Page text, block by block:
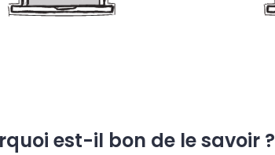
est-il bon de le savoir ?